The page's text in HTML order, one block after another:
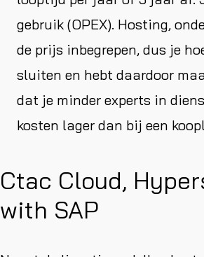
gebruik (OPEX). Hosting,
de prijs inbegrepen, dus je
sluiten en hebt daardoor
dat je minder experts in
kosten lager dan bij een
Ctac Cloud,
with SAP